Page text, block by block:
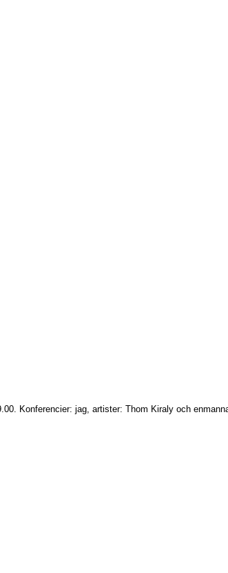
Konferencier: jag, artister: Thom Kiraly och